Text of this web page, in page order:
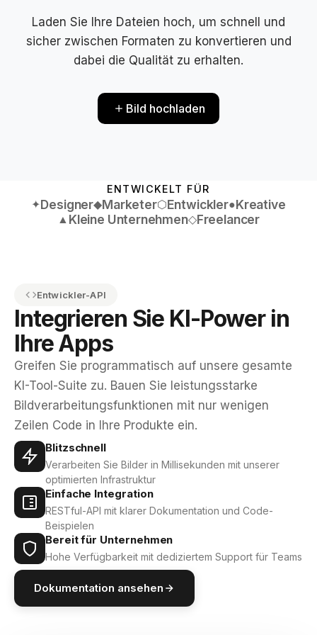
Laden Sie Ihre Dateien hoch, um schnell und
sicher zwischen Formaten zu konvertieren und
dabei die Qualität zu erhalten.
Bild hochladen
ENTWICKELT FÜR
✦Designer◆Marketer⬡Entwickler●Kreative
▲ Kleine Unternehmen◇Freelancer
Entwickler-API
Integrieren Sie KI-Power in
Ihre Apps
Greifen Sie programmatisch auf unsere gesamte
KI-Tool-Suite zu. Bauen Sie leistungsstarke
Bildverarbeitungsfunktionen mit nur wenigen
Zeilen Code in Ihre Produkte ein.
Blitzschnell
Verarbeiten Sie Bilder in Millisekunden mit unserer
optimierten Infrastruktur
Einfache Integration
RESTful-API mit klarer Dokumentation und Code-
Beispielen
Bereit für Unternehmen
Hohe Verfügbarkeit mit dediziertem Support für Teams
Dokumentation ansehen